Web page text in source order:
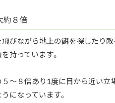
約８倍
びながら地上の餌を探したり
持っています。
～８倍あり1度に目から近い立
になっています。